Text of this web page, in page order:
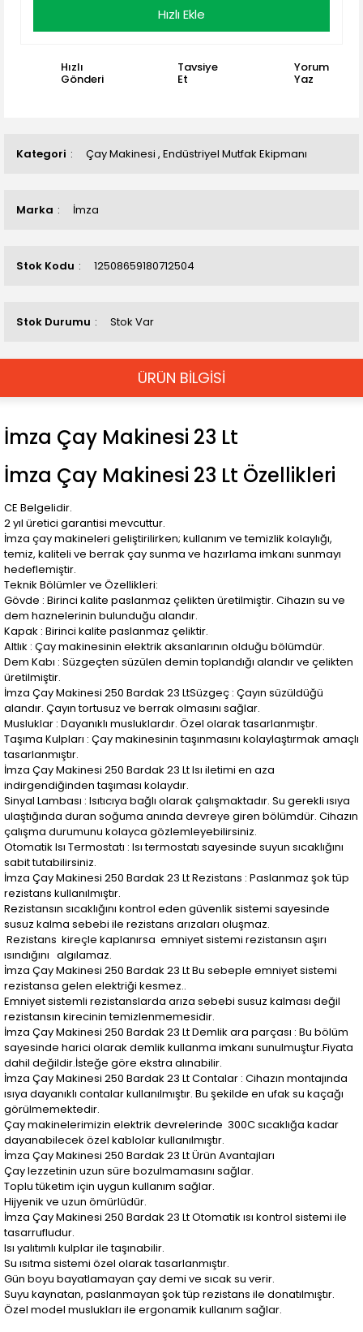
Kategori Çay Makinesi , Endüstriyel Mutfak Ekipmanı
Marka İmza
Stok Kodu 12508659180712504
Stok Durumu Stok Var
Hızlı Ekle
Hızlı
Gönderi
Tavsiye
Et
Yorum
Yaz
ÜRÜN BİLGİSİ
İmza Çay Makinesi 23 Lt
İmza Çay Makinesi 23 Lt Özellikleri
CE Belgelidir.
2 yıl üretici garantisi mevcuttur.
İmza çay makineleri geliştirilirken; kullanım ve temizlik kolaylığı,
temiz, kaliteli ve berrak çay sunma ve hazırlama imkanı sunmayı
hedeflemiştir.
Teknik Bölümler ve Özellikleri:
Gövde : Birinci kalite paslanmaz çelikten üretilmiştir. Cihazın su ve
dem haznelerinin bulunduğu alandır.
Kapak : Birinci kalite paslanmaz çeliktir.
Altlık : Çay makinesinin elektrik aksanlarının olduğu bölümdür.
Dem Kabı : Süzgeçten süzülen demin toplandığı alandır ve çelikten
üretilmiştir.
İmza Çay Makinesi 250 Bardak 23 LtSüzgeç : Çayın süzüldüğü
alandır. Çayın tortusuz ve berrak olmasını sağlar.
Musluklar : Dayanıklı musluklardır. Özel olarak tasarlanmıştır.
Taşıma Kulpları : Çay makinesinin taşınmasını kolaylaştırmak amaçlı
tasarlanmıştır.
İmza Çay Makinesi 250 Bardak 23 Lt Isı iletimi en aza
indirgendiğinden taşıması kolaydır.
Sinyal Lambası : Isıtıcıya bağlı olarak çalışmaktadır. Su gerekli ısıya
ulaştığında duran soğuma anında devreye giren bölümdür. Cihazın
çalışma durumunu kolayca gözlemleyebilirsiniz.
Otomatik Isı Termostatı : Isı termostatı sayesinde suyun sıcaklığını
sabit tutabilirsiniz.
İmza Çay Makinesi 250 Bardak 23 Lt Rezistans : Paslanmaz şok tüp
rezistans kullanılmıştır.
Rezistansın sıcaklığını kontrol eden güvenlik sistemi sayesinde
susuz kalma sebebi ile rezistans arızaları oluşmaz.
Rezistans kireçle kaplanırsa emniyet sistemi rezistansın aşırı
ısındığını algılamaz.
İmza Çay Makinesi 250 Bardak 23 Lt Bu sebeple emniyet sistemi
rezistansa gelen elektriği kesmez..
Emniyet sistemli rezistanslarda arıza sebebi susuz kalması değil
rezistansın kirecinin temizlenmemesidir.
İmza Çay Makinesi 250 Bardak 23 Lt Demlik ara parçası : Bu bölüm
sayesinde harici olarak demlik kullanma imkanı sunulmuştur.Fiyata
dahil değildir.İsteğe göre ekstra alınabilir.
İmza Çay Makinesi 250 Bardak 23 Lt Contalar : Cihazın montajında
ısıya dayanıklı contalar kullanılmıştır. Bu şekilde en ufak su kaçağı
görülmemektedir.
Çay makinelerimizin elektrik devrelerinde 300C sıcaklığa kadar
dayanabilecek özel kablolar kullanılmıştır.
İmza Çay Makinesi 250 Bardak 23 Lt Ürün Avantajları
Çay lezzetinin uzun süre bozulmamasını sağlar.
Toplu tüketim için uygun kullanım sağlar.
Hijyenik ve uzun ömürlüdür.
İmza Çay Makinesi 250 Bardak 23 Lt Otomatik ısı kontrol sistemi ile
tasarrufludur.
Isı yalıtımlı kulplar ile taşınabilir.
Su ısıtma sistemi özel olarak tasarlanmıştır.
Gün boyu bayatlamayan çay demi ve sıcak su verir.
Suyu kaynatan, paslanmayan şok tüp rezistans ile donatılmıştır.
Özel model muslukları ile ergonamik kullanım sağlar.